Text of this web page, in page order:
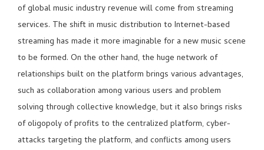
of global music industry revenue will come from streaming
services. The shift in music distribution to Internet-based
streaming has made it more imaginable for a new music scene
to be formed. On the other hand, the huge network of
relationships built on the platform brings various advantages,
such as collaboration among various users and problem
solving through collective knowledge, but it also brings risks
of oligopoly of profits to the centralized platform, cyber-
attacks targeting the platform, and conflicts among users